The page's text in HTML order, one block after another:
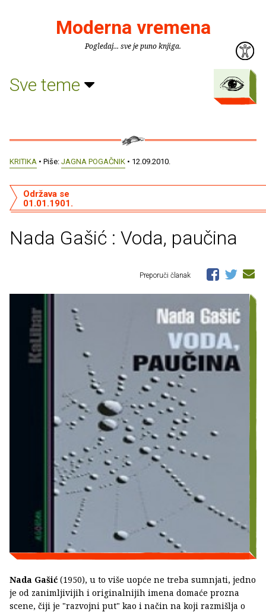
Moderna vremena
Pogledaj... sve je puno knjiga.
Sve teme
KRITIKA • Piše: JAGNA POGAČNIK • 12.09.2010.
Nada Gašić : Voda, paučina
Održava se
01.01.1901.
Preporuči članak
Nada Gašić (1950), u to više uopće ne treba sumnjati, jedno
je od zanimljivijih i originalnijih imena domaće prozna
scene, čiji je "razvojni put" kao i način na koji razmišlja o